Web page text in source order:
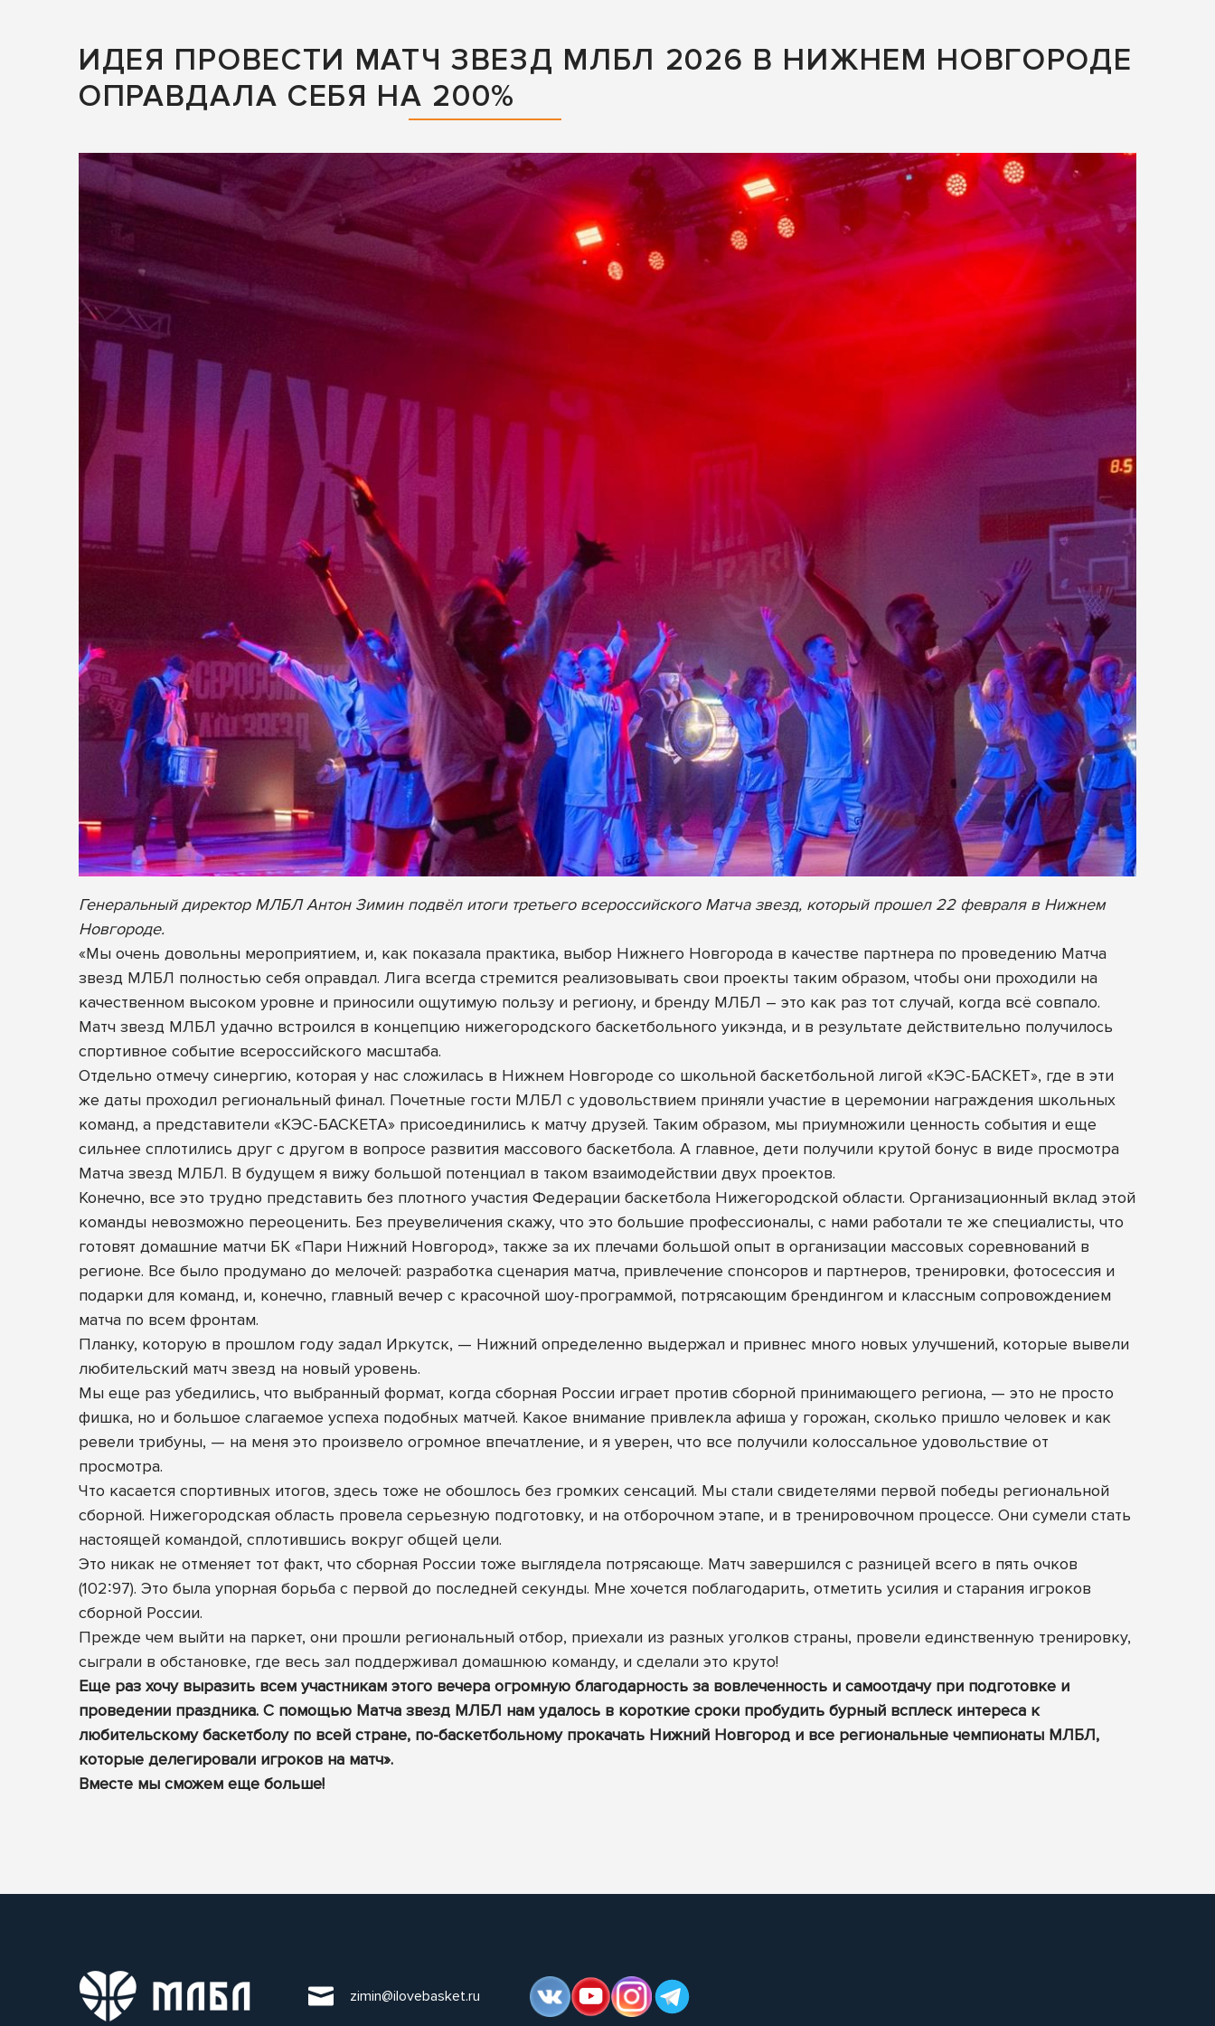
ИДЕЯ ПРОВЕСТИ МАТЧ ЗВЕЗД МЛБЛ 2026 В НИЖНЕМ НОВГОРОДЕ
ОПРАВДАЛА СЕБЯ НА 200%
Генеральный директор МЛБЛ Антон Зимин подвёл итоги третьего всероссийского Матча звезд, который прошел 22 февраля в Нижнем
Новгороде.
«Мы очень довольны мероприятием, и, как показала практика, выбор Нижнего Новгорода в качестве партнера по проведению Матча
звезд МЛБЛ полностью себя оправдал. Лига всегда стремится реализовывать свои проекты таким образом, чтобы они проходили на
качественном высоком уровне и приносили ощутимую пользу и региону, и бренду МЛБЛ – это как раз тот случай, когда всё совпало.
Матч звезд МЛБЛ удачно встроился в концепцию нижегородского баскетбольного уикэнда, и в результате действительно получилось
спортивное событие всероссийского масштаба.
Отдельно отмечу синергию, которая у нас сложилась в Нижнем Новгороде со школьной баскетбольной лигой «КЭС-БАСКЕТ», где в эти
же даты проходил региональный финал. Почетные гости МЛБЛ с удовольствием приняли участие в церемонии награждения школьных
команд, а представители «КЭС-БАСКЕТА» присоединились к матчу друзей. Таким образом, мы приумножили ценность события и еще
сильнее сплотились друг с другом в вопросе развития массового баскетбола. А главное, дети получили крутой бонус в виде просмотра
Матча звезд МЛБЛ. В будущем я вижу большой потенциал в таком взаимодействии двух проектов.
Конечно, все это трудно представить без плотного участия Федерации баскетбола Нижегородской области. Организационный вклад этой
команды невозможно переоценить. Без преувеличения скажу, что это большие профессионалы, с нами работали те же специалисты, что
готовят домашние матчи БК «Пари Нижний Новгород», также за их плечами большой опыт в организации массовых соревнований в
регионе. Все было продумано до мелочей: разработка сценария матча, привлечение спонсоров и партнеров, тренировки, фотосессия и
подарки для команд, и, конечно, главный вечер с красочной шоу-программой, потрясающим брендингом и классным сопровождением
матча по всем фронтам.
Планку, которую в прошлом году задал Иркутск, — Нижний определенно выдержал и привнес много новых улучшений, которые вывели
любительский матч звезд на новый уровень.
Мы еще раз убедились, что выбранный формат, когда сборная России играет против сборной принимающего региона, — это не просто
фишка, но и большое слагаемое успеха подобных матчей. Какое внимание привлекла афиша у горожан, сколько пришло человек и как
ревели трибуны, — на меня это произвело огромное впечатление, и я уверен, что все получили колоссальное удовольствие от
просмотра.
Что касается спортивных итогов, здесь тоже не обошлось без громких сенсаций. Мы стали свидетелями первой победы региональной
сборной. Нижегородская область провела серьезную подготовку, и на отборочном этапе, и в тренировочном процессе. Они сумели стать
настоящей командой, сплотившись вокруг общей цели.
Это никак не отменяет тот факт, что сборная России тоже выглядела потрясающе. Матч завершился с разницей всего в пять очков
(102∶97). Это была упорная борьба с первой до последней секунды. Мне хочется поблагодарить, отметить усилия и старания игроков
сборной России.
Прежде чем выйти на паркет, они прошли региональный отбор, приехали из разных уголков страны, провели единственную тренировку,
сыграли в обстановке, где весь зал поддерживал домашнюю команду, и сделали это круто!
Еще раз хочу выразить всем участникам этого вечера огромную благодарность за вовлеченность и самоотдачу при подготовке и
проведении праздника. С помощью Матча звезд МЛБЛ нам удалось в короткие сроки пробудить бурный всплеск интереса к
любительскому баскетболу по всей стране, по-баскетбольному прокачать Нижний Новгород и все региональные чемпионаты МЛБЛ,
которые делегировали игроков на матч».
Вместе мы сможем еще больше!
zimin@ilovebasket.ru